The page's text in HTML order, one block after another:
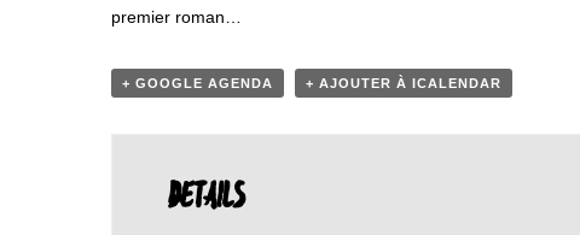
premier roman…
+ GOOGLE AGENDA + AJOUTER À ICALENDAR
DETAILS